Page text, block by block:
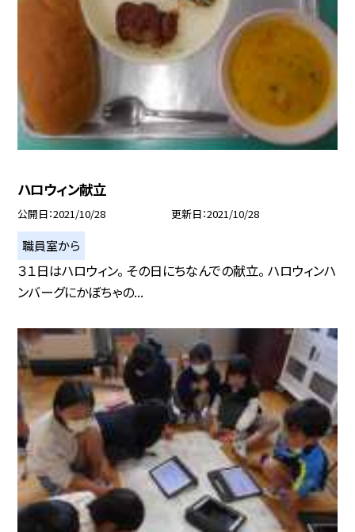
ハロウィン献立
公開日 2021/10/28 更新日 2021/10/28
職員室から
３１日はハロウィン。 その日にちなんでの献立。 ハロウィンハ
ンバーグにかぼちゃの...